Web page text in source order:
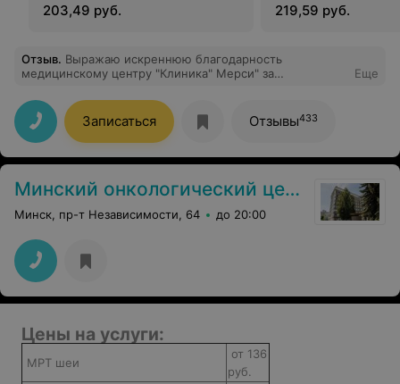
203,49 руб. 219,59 руб.
Отзыв. Выражаю искреннюю благодарность
медицинскому центру "Клиника" Мерси" за
отметить профессионализм и внимательное
отношение медицинского персонала. Процедура
прошла комфортно и оперативно. Результаты были
предоставлены в кратчайшие сроки. С уважением,
Александр 25.07.2025
Еще
Записаться Отзывы433
Минский онкологический центр
Минск, пр-т Независимости, 64 до 20:00
Цены на услуги:
МРТ шеи
от 136
руб.